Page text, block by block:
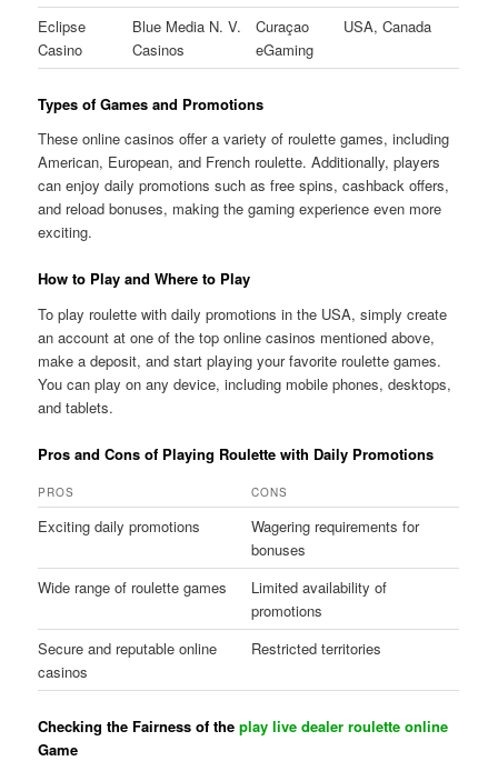
Eclipse
Casino
Blue Media N. V.
Casinos
Curaçao
eGaming
USA, Canada
Types of Games and Promotions
These online casinos offer a variety of roulette games, including
American, European, and French roulette. Additionally, players
can enjoy daily promotions such as free spins, cashback offers,
and reload bonuses, making the gaming experience even more
exciting.
How to Play and Where to Play
To play roulette with daily promotions in the USA, simply create
an account at one of the top online casinos mentioned above,
make a deposit, and start playing your favorite roulette games.
You can play on any device, including mobile phones, desktops,
and tablets.
Pros and Cons of Playing Roulette with Daily Promotions
PROS CONS
Exciting daily promotions
Wagering requirements for
bonuses
Wide range of roulette games
Limited availability of
promotions
Secure and reputable online
casinos
Restricted territories
Checking the Fairness of theplay live dealer roulette online
Game